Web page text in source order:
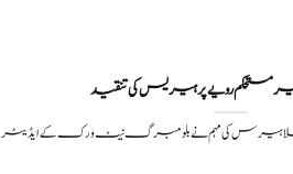
رویے پر ہیریس کی تنقید
ہیرس کی مہم نے بلومبرگ نیٹ ورک کے ایڈیٹر